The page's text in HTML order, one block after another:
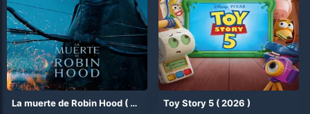
La muerte de Robin Hood ( 2026 Toy Story 5 (2026 )